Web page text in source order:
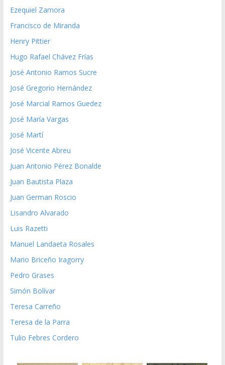
Ezequiel Zamora
Francisco de Miranda
Henry Pittier
Hugo Rafael Chávez Frías
José Antonio Ramos Sucre
José Gregorio Hernández
José Marcial Ramos Guedez
José María Vargas
José Martí
José Vicente Abreu
Juan Antonio Pérez Bonalde
Juan Bautista Plaza
Juan German Roscio
Lisandro Alvarado
Luis Razetti
Manuel Landaeta Rosales
Mario Briceño Iragorry
Pedro Grases
Simón Bolívar
Teresa Carreño
Teresa de la Parra
Tulio Febres Cordero